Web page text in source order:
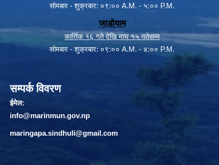
सोमबार - शुक्रबार: ०९:०० A.M. - ५:०० P.M.
जाडोयाम
कार्त्तिक १६ गते देखि माघ १५ गतेसम्म
सोमबार - शुक्रबार: ०९:०० A.M. - ४:०० P.M.
सम्पर्क विवरण
ईमेल:
info@marinmun.gov.np
maringapa.sindhuli@gmail.com